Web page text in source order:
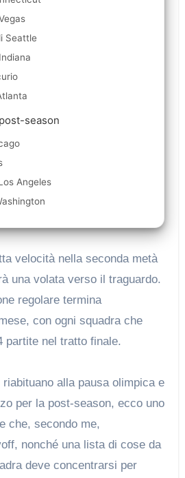
Seattle
season
Angeles
una volata verso il traguardo.
regolare termina
con ogni squadra che
partite nel tratto finale.
alla pausa olimpica e
per la post-season, ecco uno
che, secondo me,
nonché una lista di cose da
deve concentrarsi per